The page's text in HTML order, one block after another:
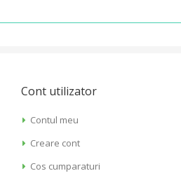
Cont utilizator
Contul meu
Creare cont
Cos cumparaturi